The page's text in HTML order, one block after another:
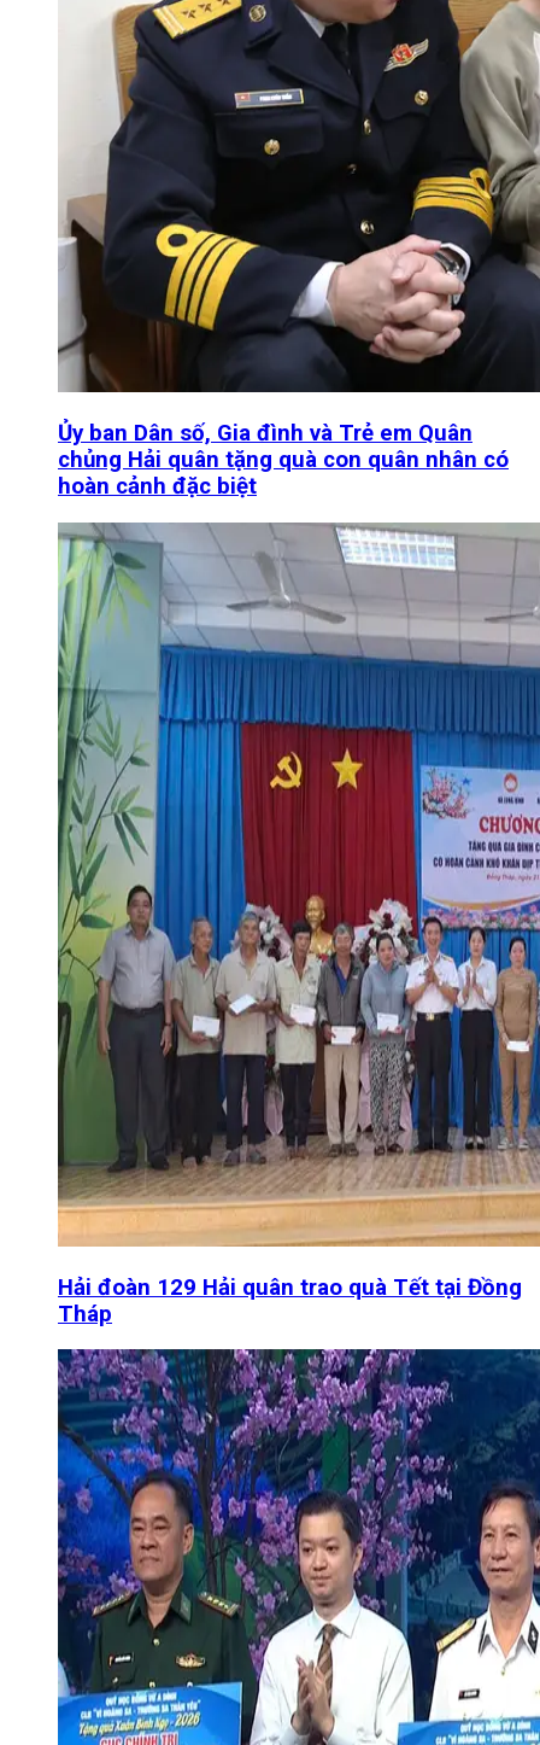
Ủy ban Dân số, Gia đình và Trẻ em Quân
chủng Hải quân tặng quà con quân nhân có
hoàn cảnh đặc biệt
Hải đoàn 129 Hải quân trao quà Tết tại Đồng
Tháp